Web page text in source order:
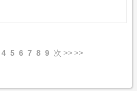
4 5 6 7 8 9 次 >>